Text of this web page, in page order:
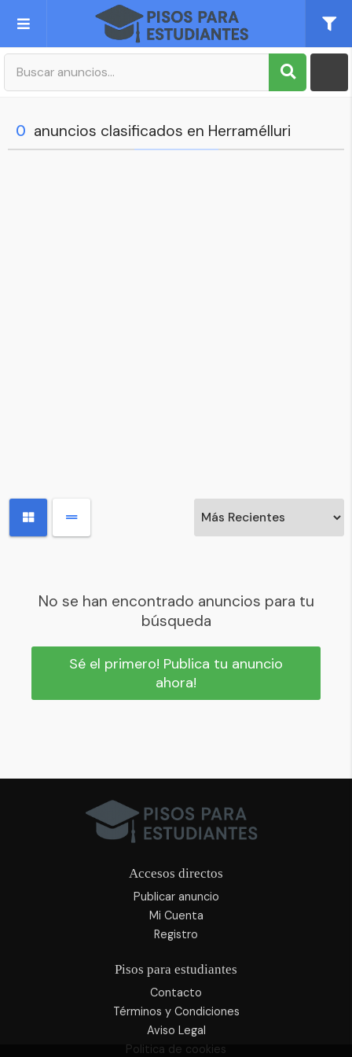
Publica tu Anuncio
0 anuncios clasificados en Herramélluri
No se han encontrado anuncios para tu
búsqueda
Sé el primero! Publica tu anuncio
ahora!
Accesos directos
Publicar anuncio
Mi Cuenta
Registro
Pisos para estudiantes
Contacto
Términos y Condiciones
Aviso Legal
Politica de cookies